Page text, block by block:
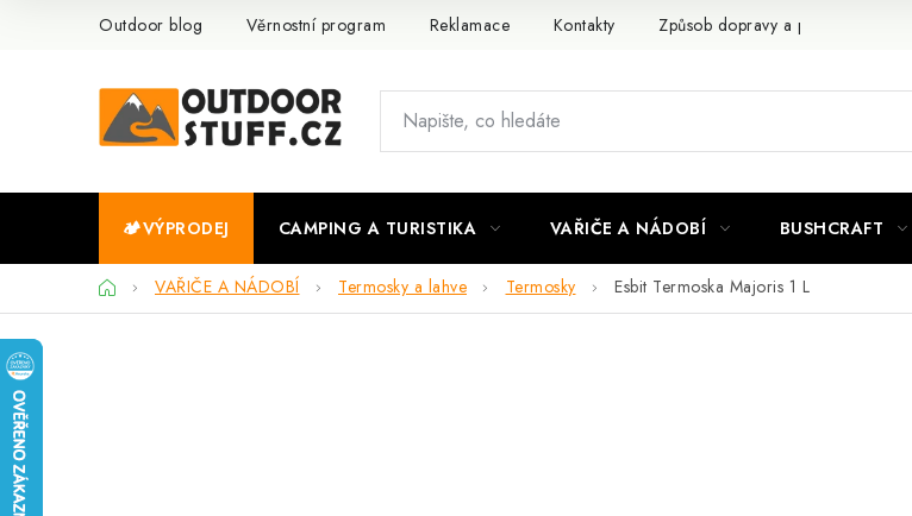
Outdoor blog Věrnostní program Reklamace Kontakty Způsob dopravy a platby
🏕️VÝPRODEJ CAMPING A TURISTIKA VAŘIČE A NÁDOBÍ BUSHCRAFT
DomůVAŘIČE A NÁDOBÍ Termosky a lahve Termosky Esbit Termoska Majoris 1 L